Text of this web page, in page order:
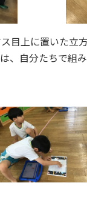
目上に置いた立
、自分たちで組